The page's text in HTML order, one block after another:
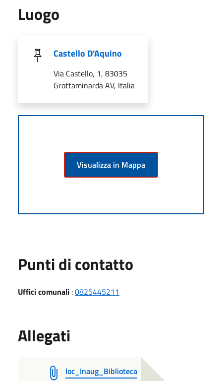
Luogo
Castello D'Aquino
Via Castello, 1, 83035
Grottaminarda AV, Italia
Visualizza in Mappa
Punti di contatto
Uffici comunali :0825445211
Allegati
loc_Inaug_Biblioteca